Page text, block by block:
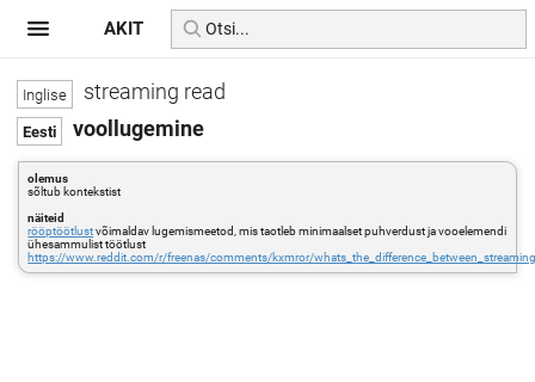
streaming read
voollugemine
olemus
sõltub kontekstist
näiteid
rööptöötlustvõimaldav lugemismeetod, mis taotleb minimaalset puhverdust ja vooelemendi
ühesammulist töötlust
https://www.reddit.com/r/freenas/comments/kxmror/
AKIT